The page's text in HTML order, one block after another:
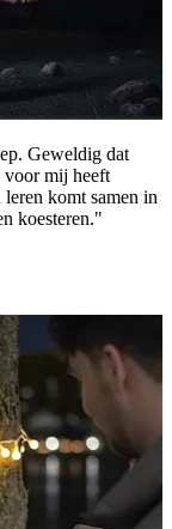
Geweldig dat
voor mij heeft
komt samen in
koesteren."